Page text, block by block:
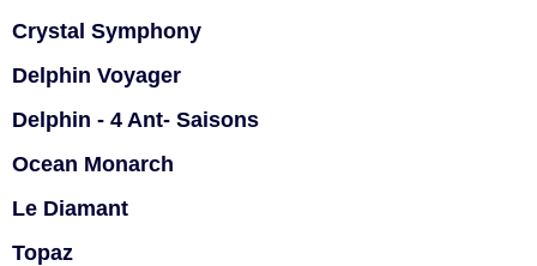
Crystal Symphony
Delphin Voyager
Delphin - 4 Ant- Saisons
Ocean Monarch
Le Diamant
Topaz